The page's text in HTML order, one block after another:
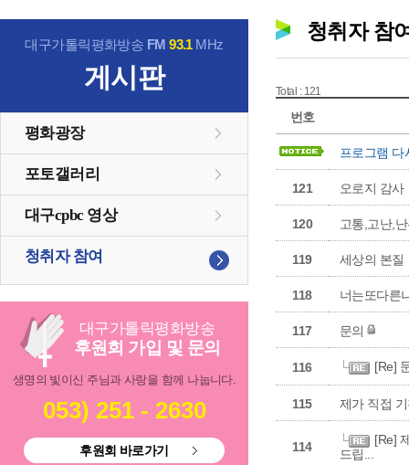
대구가톨릭평화방송 FM93.1MHz
게시판
평화광장
포토갤러리
대구cpbc 영상
청취자 참여
대구가톨릭평화방송
후원회 가입 및 문의
생명의 빛이신 주님과 사랑을 함께 나눕니다.
053) 251 - 2630
후원회 바로가기
청취자 참
Total : 121
번호
프로그램 다
121 오로지 감사
120 고통,고난,
119 세상의 본질
118 너는또다른
117 문의
116 [Re]
115 제가 직접
114
[Re]
드립...